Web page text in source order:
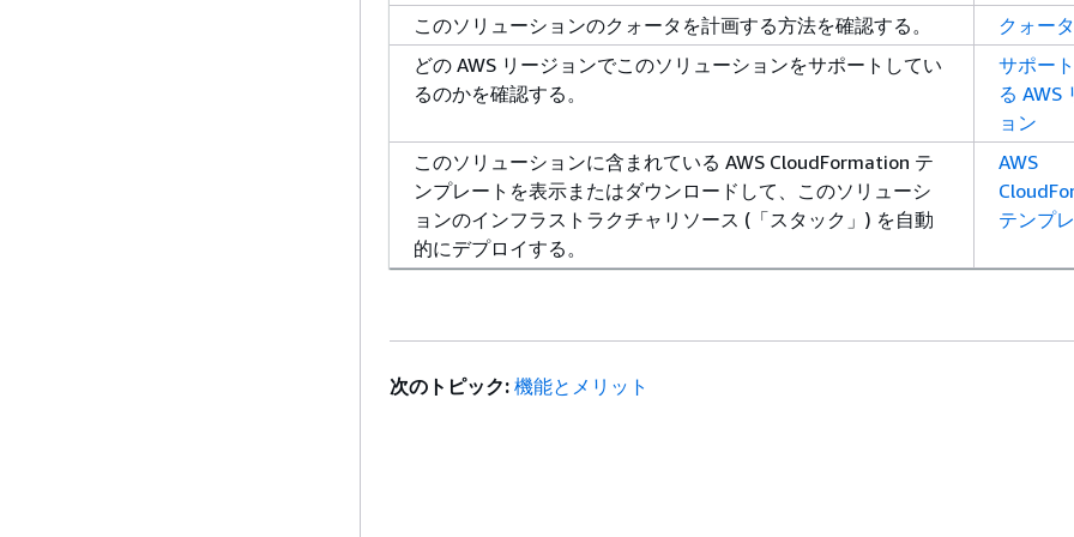
このソリューションのクォータを計画する方法を確認する。
クォータ
どの AWS リージョンでこのソリューションをサポートしてい
るのかを確認する。
サポー
る AWS
ョン
このソリューションに含まれている AWS CloudFormation テ
ンプレートを表示またはダウンロードして、このソリューシ
ョンのインフラストラクチャリソース (「スタック」) を自動
的にデプロイする。
AWS
テンプ
次のトピック: 機能とメリット